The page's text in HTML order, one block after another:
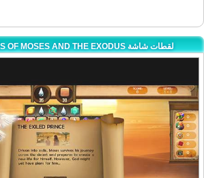
THE CHRONICLES OF MOSES AND THE EXODUS لقطات شاشة